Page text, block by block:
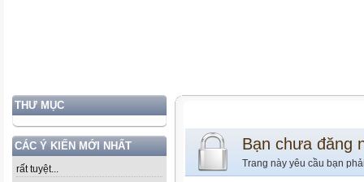
THƯ MỤC
CÁC Ý KIẾN MỚI NHẤT
rất tuyệt...
Bạn chưa đăng
Trang này yêu cầu bạn